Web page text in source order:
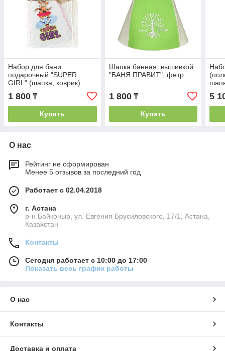
Набор для бани
подарочный "SUPER
GIRL" (шапка, коврик)
1 800 ₸
Купить
Шапка банная, вышивкой
"БАНЯ ПРАВИТ", фетр
1 800₸
Купить
5
О нас
Рейтинг не сформирован
Менее 5 отзывов за последний год
Работает с 02.04.2018
г. Астана
р-н Байконыр, ул. Евгения Брусиловского, 17/1, Астана,
Казахстан
Контакты
Сегодня работает с 10:00 до 17:00
Показать весь график работы
О нас
Контакты
Доставка и оплата